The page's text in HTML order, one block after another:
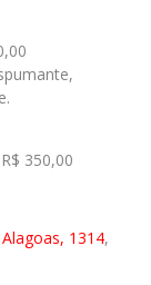
350,00
1314,